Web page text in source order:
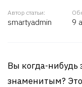
Автор статьи:
smartyadmin 9
Вы когда-нибудь
знаменитым?